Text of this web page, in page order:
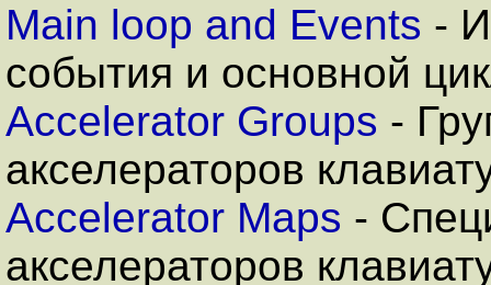
Main loop and Events -
события и основной
Accelerator Groups -
акселераторов
Accelerator Maps - С
акселераторов